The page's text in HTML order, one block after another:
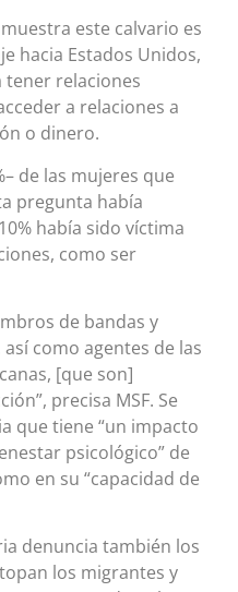
este calvario es
hacia Estados Unidos,
tener relaciones
a relaciones a
o dinero.
de las mujeres que
pregunta había
había sido víctima
como ser
de bandas y
como agentes de las
[que son]
precisa MSF. Se
que tiene “un impacto
psicológico” de
en su “capacidad de
denuncia también los
los migrantes y